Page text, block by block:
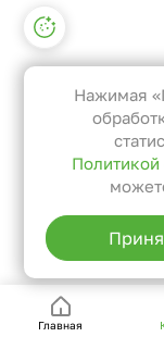
Главная
Настройки
Эти файлы
могут быть
системах.
браузер
их или
сайта не
Нажимая
Политикой